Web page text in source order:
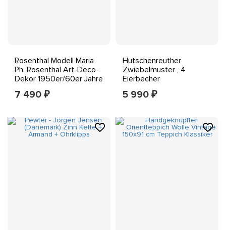
Rosenthal Modell Maria
Ph. Rosenthal Art-Deco-
Dekor 1950er/60er Jahre
7 490 ₽
Hutschenreuther
Zwiebelmuster , 4
Eierbecher
5 990 ₽